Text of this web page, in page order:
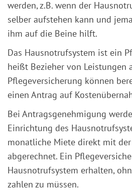
werden, z.B. wenn der
selber aufstehen kann und
ihm auf die Beine hilft.
Das Hausnotrufsystem ist ein
heißt Bezieher von Leistungen
Pflegeversicherung können
einen Antrag auf
Bei Antragsgenehmigung
Einrichtung des
monatliche Miete direkt mit der
abgerechnet. Ein
Hausnotrufsystem erhalten,
zahlen zu müssen.